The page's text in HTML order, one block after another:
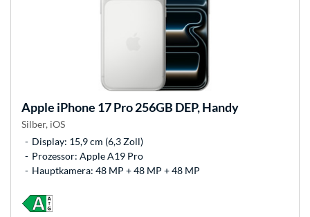
Apple iPhone 17 Pro 256GB DEP, Handy
Silber, iOS
Display: 15,9 cm (6,3 Zoll)
Prozessor: Apple A19 Pro
Hauptkamera: 48 MP + 48 MP + 48 MP